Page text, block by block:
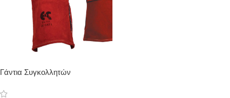
Γάντια Συγκολλητών